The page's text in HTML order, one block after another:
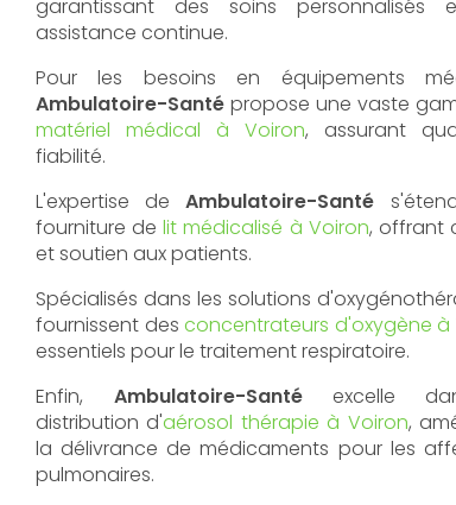
garantissant des soins personnalisés
assistance continue.
Pour les besoins en équipements
Ambulatoire-Santé propose une vaste
matériel médical à Voiron, assurant
fiabilité.
L'expertise deAmbulatoire-Santé
fourniture delit médicalisé à Voiron, offrant
et soutien aux patients.
Spécialisés dans les solutions
fournissent desconcentrateurs d'oxygène à
essentiels pour le traitement respiratoire.
Enfin, Ambulatoire-Santéexcelle
distribution d'aérosol thérapie à Voiron,
la délivrance de médicaments pour les
pulmonaires.